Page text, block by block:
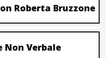
Roberta Bruzzone
Non Verbale